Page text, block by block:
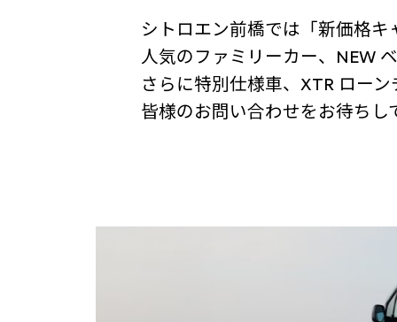
シトロエン前橋では「新価格
人気のファミリーカー、NEW
さらに特別仕様車、XTR ロー
皆様のお問い合わせをお待ちし